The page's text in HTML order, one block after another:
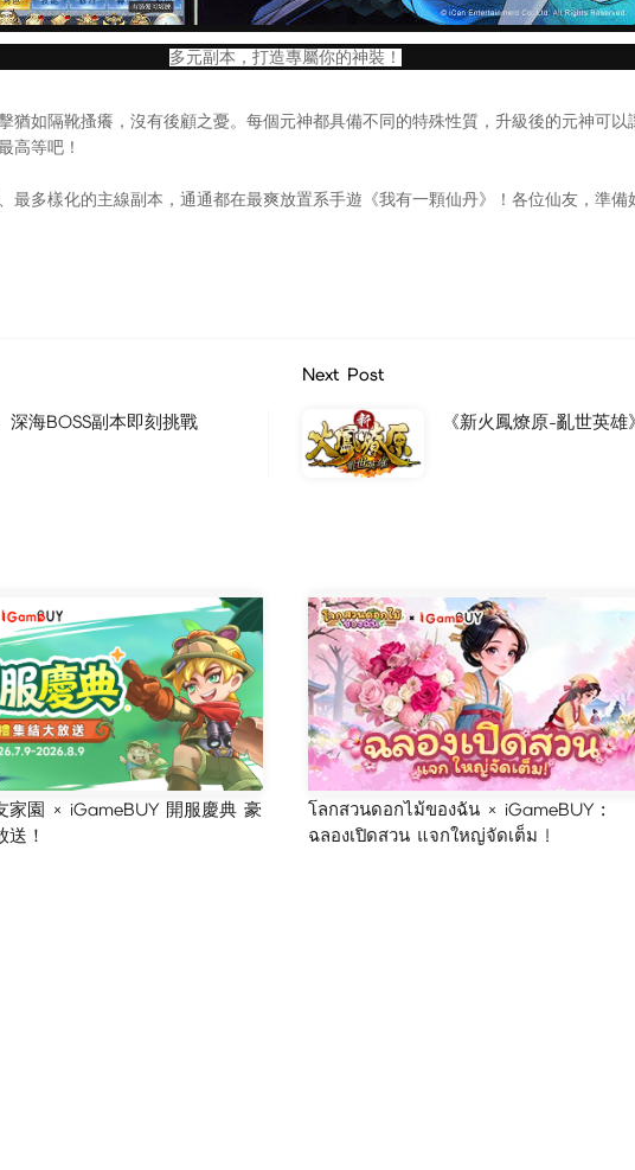
多元副本，打造專屬你的神裝！
隔靴搔癢，沒有後顧之憂。每個元神都具備不同的特殊性質，升級後的元神可以
高等吧！
樣化的主線副本，通通都在最爽放置系手遊《我有一顆仙丹》！各位仙友，準備
深海BOSS副本即刻挑戰
Next Post
《新火鳳燎原-亂世英
家園 × iGameBUY 開服慶典 豪
送！
โลกสวนดอกไม้ของฉัน × iGameBUY :
ฉลองเปิดสวน แจกใหญ่จัดเต็ม !